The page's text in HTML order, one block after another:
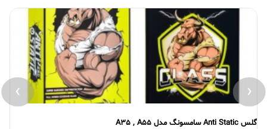
گلس Anti Static سامسونگ مدل A35 , A55
‹
›